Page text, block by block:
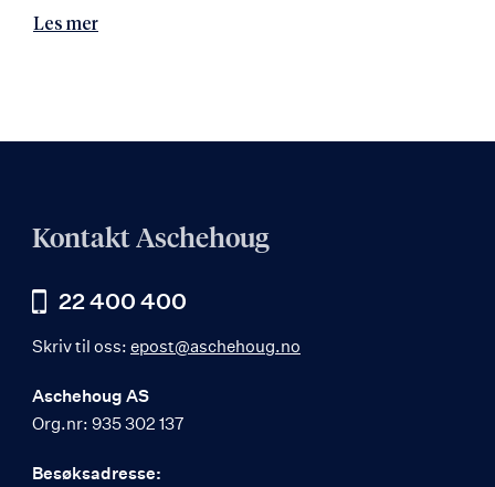
Les mer
Kontakt Aschehoug
22 400 400
Skriv til oss: epost@aschehoug.no
Aschehoug AS
Org.nr: 935 302 137
Besøksadresse: